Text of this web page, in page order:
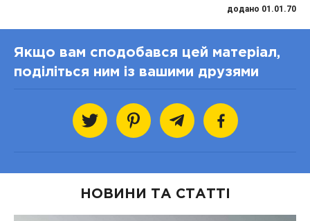
додано 01.01.70
Якщо вам сподобався цей матеріал,
поділіться ним із вашими друзями
НОВИНИ ТА СТАТТІ